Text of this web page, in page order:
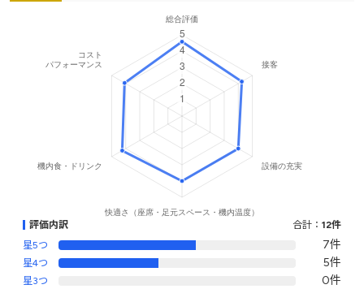
評価内訳 合計： 12件
星5つ
7件
星4つ 5件
星3つ 0件